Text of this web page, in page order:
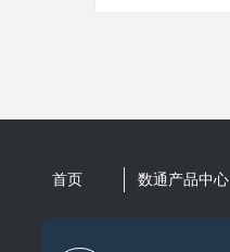
首页 数通产品中心